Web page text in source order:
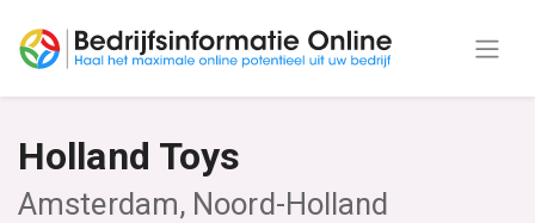
Holland Toys
Amsterdam, Noord-Holland